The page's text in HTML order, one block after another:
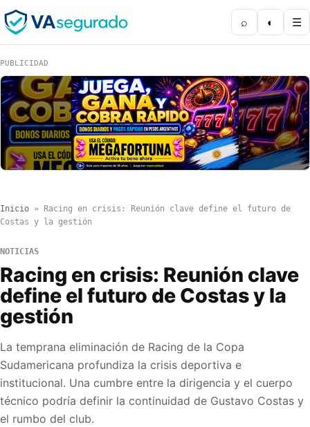
⌕ ◐ ☰
PUBLICIDAD
Inicio »
Racing en crisis: Reunión clave define el futuro de
Costas y la gestión
NOTICIAS
Racing en crisis: Reunión clave
define el futuro de Costas y la
gestión
La temprana eliminación de Racing de la Copa
Sudamericana profundiza la crisis deportiva e
institucional. Una cumbre entre la dirigencia y el cuerpo
técnico podría definir la continuidad de Gustavo Costas y
el rumbo del club.